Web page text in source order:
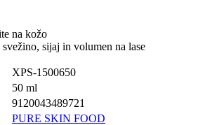
na kožo
sijaj in volumen na lase
XPS-1500650
50 ml
9120043489721
PURE SKIN FOOD